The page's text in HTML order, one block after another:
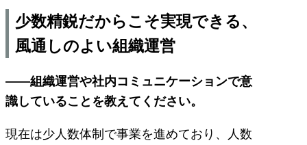
少数精鋭だからこそ実現できる、
風通しのよい組織運営
――組織運営や社内コミュニケーションで意
識していることを教えてください。
現在は少人数体制で事業を進めており、人数